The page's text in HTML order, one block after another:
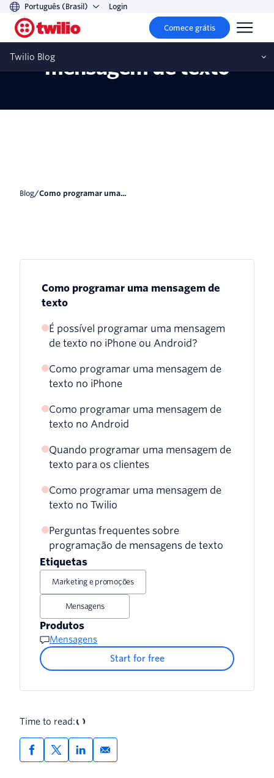
Português (Brasil) Login
Comece grátis
Twilio Blog
Como programar uma
mensagem de texto
blog/ Como programar uma...
Como programar uma mensagem de
texto
É possível programar uma mensagem
de texto no iPhone ou Android?
Como programar uma mensagem de
texto no iPhone
Opção 1: usar uma automação de
Atalhos
Opção 2: usar um app de terceiros
iPhone
Como programar uma mensagem de
texto no Android
Opção 1: usar o app Mensagens do
Samsung Galaxy
Opção 2: usar o app Mensagens do
Google
Opção 3: usar seu app Google Agenda
Opção 4: usar um app de terceiros
Quando programar uma mensagem de
texto para os clientes
Como programar uma mensagem de
texto no Twilio
Perguntas frequentes sobre
programação de mensagens de texto
Etiquetas
Marketing e promoções
Mensagens
Produtos
Mensagens
Start for free
Time to read: